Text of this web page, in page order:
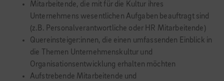
Mitarbeitende, die mit für die Kultur ihres
Unternehmens wesentlichen Aufgaben beauftragt sind
(z.B. Personalverantwortliche oder HR Mitarbeitende)
Quereinsteiger:innen, die einen umfassenden Einblick in
die Themen Unternehmenskultur und
Organisationsentwicklung erhalten möchten
Aufstrebende Mitarbeitende und